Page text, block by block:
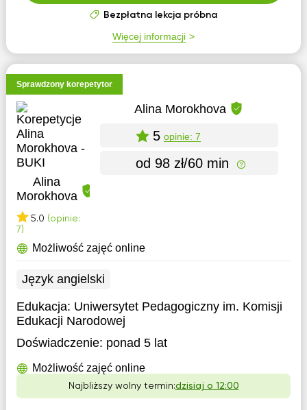
Bezpłatna lekcja próbna
Więcej informacji
Sprawdzony korepetytor
Alina
Morokhova
5.0 (opinie:
7)
Alina Morokhova
5 opinie: 7
od 98 zł/60 min
Możliwość zajęć online
Język angielski
Edukacja: Uniwersytet Pedagogiczny im. Komisji
Edukacji Narodowej
Doświadczenie: ponad 5 lat
Możliwość zajęć online
Najbliższy wolny termin:dzisiaj o 12:00